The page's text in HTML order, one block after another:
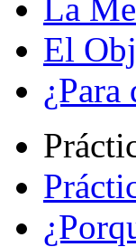
La
El
¿Para